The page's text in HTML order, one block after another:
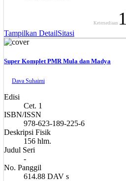
Ketersediaan 1
Tampilkan DetailSitasi
Super Komplet PMR Mula dan Madya
Dava Suhaimi
Edisi
Cet. 1
ISBN/ISSN
978-623-189-225-6
Deskripsi Fisik
156 hlm.
Judul Seri
-
No. Panggil
614.88 DAV s